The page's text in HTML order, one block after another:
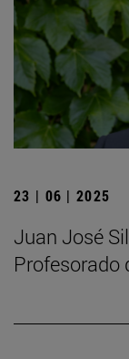
23 | 06 | 2025
Juan José
Profesorado